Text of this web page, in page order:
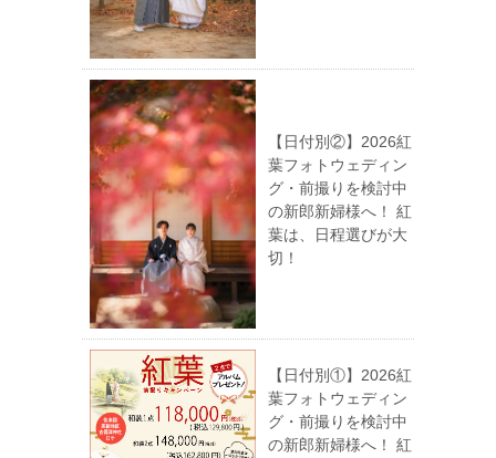
【日付別②】2026紅
葉フォトウェディン
グ・前撮りを検討中
の新郎新婦様へ！ 紅
葉は、日程選びが大
切！
【日付別①】2026紅
葉フォトウェディン
グ・前撮りを検討中
の新郎新婦様へ！ 紅